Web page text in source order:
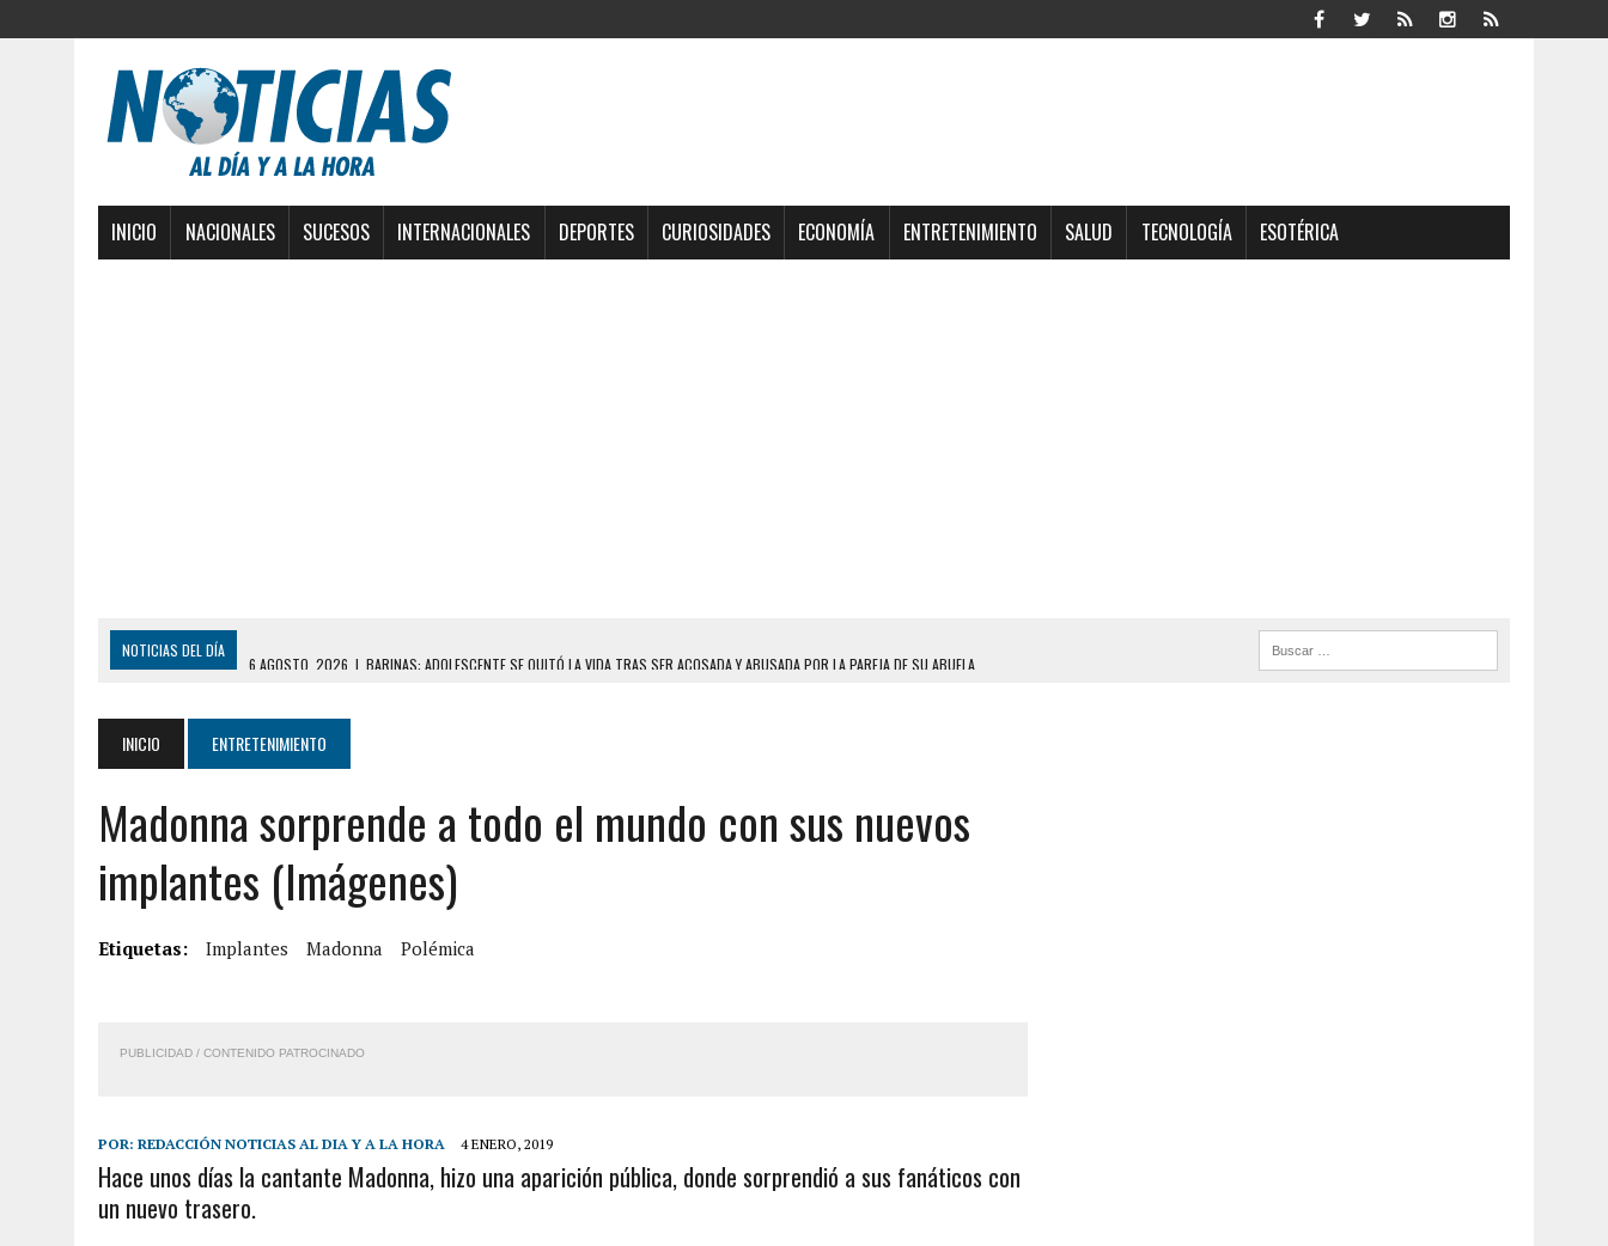
INICIO NACIONALES SUCESOS INTERNACIONALES DEPORTES CURIOSIDADES ECONOMÍA ENTRETENIMIENTO SALUD TECNOLOGÍA ESOTÉRICA
NOTICIAS DEL DÍA
5 AGOSTO, 2026 | HORROR EN BARINAS: UN HOMBRE INDUJO AL SUICIDIO A UNA ADOLESCENTE DE 13 AÑOS TRAS ABUSAR DE ELLA
3 AGOSTO, 2026
LA INCREÍBLE FORMA EN LA QUE SOBREVIVIÓ UN HOMBRE Y SU FAMILIA TRAS LOS TERREMOTOS: CAYERON DESDE EL PISO NUEVE DEL
EDIFICIO PETUNIA
7 AGOSTO, 2026
| FUGA DE GAS GENERÓ EXPLOSIÓN EN LOCAL COMERCIAL DE CHACAO
7 AGOSTO, 2026
|
6 AGOSTO, 2026 | MISTERIOSA MUERTE DE MODELO EN MONAGAS: HALLARON EL CUERPO DENTRO DE SU CASA
INICIO ENTRETENIMIENTO
Madonna sorprende a todo el mundo con sus nuevos
implantes (Imágenes)
Etiquetas: Implantes Madonna Polémica
PUBLICIDAD / CONTENIDO PATROCINADO
POR: REDACCIÓN NOTICIAS AL DIA Y A LA HORA 4 ENERO, 2019
Hace unos días la cantante Madonna, hizo una aparición pública, donde sorprendió a sus fanáticos con
un nuevo trasero.